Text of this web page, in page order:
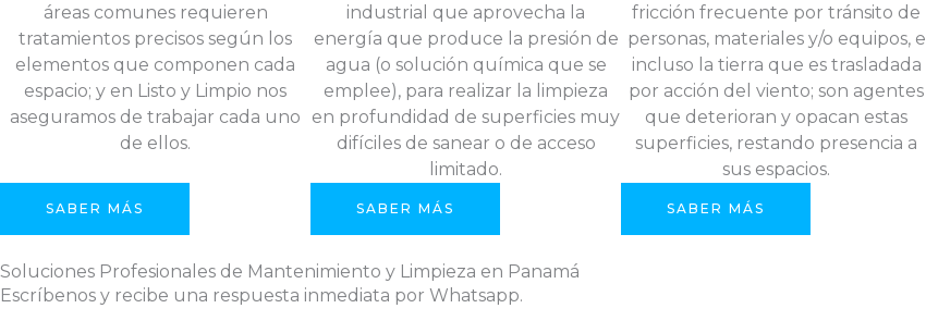
áreas comunes requieren
tratamientos precisos según los
elementos que componen cada
espacio; y en Listo y Limpio nos
aseguramos de trabajar cada uno
de ellos.
SABER MÁS
industrial que aprovecha la
energía que produce la presión de
agua (o solución química que se
emplee), para realizar la limpieza
en profundidad de superficies muy
difíciles de sanear o de acceso
limitado.
SABER MÁS
fricción frecuente por tránsito de
personas, materiales y/o equipos, e
incluso la tierra que es trasladada
por acción del viento; son agentes
que deterioran y opacan estas
superficies, restando presencia a
sus espacios.
SABER MÁS
Soluciones Profesionales de Mantenimiento y Limpieza en Panamá
Escríbenos y recibe una respuesta inmediata por Whatsapp.